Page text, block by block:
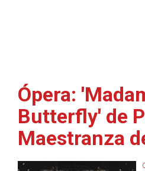
Ópera:
Butterfly' de
Maestranza